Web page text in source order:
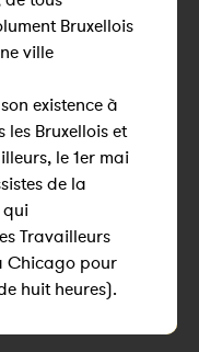
Bruxellois
ville
existence à
les Bruxellois et
le 1er mai
de la
qui
Travailleurs
Chicago pour
huit heures).